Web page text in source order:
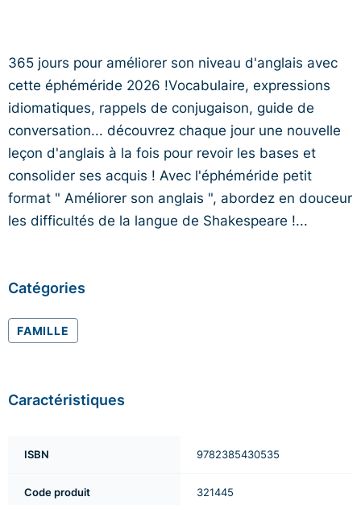
365 jours pour améliorer son niveau d'anglais avec
cette éphéméride 2026 !Vocabulaire, expressions
idiomatiques, rappels de conjugaison, guide de
conversation... découvrez chaque jour une nouvelle
leçon d'anglais à la fois pour revoir les bases et
consolider ses acquis ! Avec l'éphéméride petit
format " Améliorer son anglais ", abordez en douceur
les difficultés de la langue de Shakespeare !...
Catégories
FAMILLE
Caractéristiques
ISBN 9782385430535
Code produit 321445